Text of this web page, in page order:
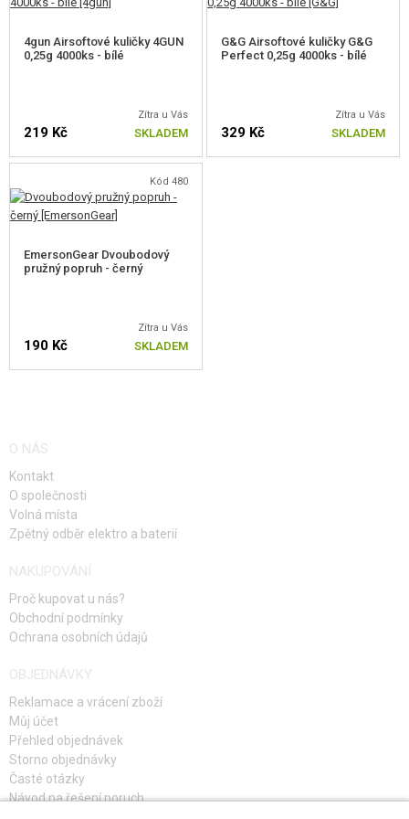
4gun Airsoftové kuličky 4GUN
0,25g 4000ks - bílé
Zítra u Vás
219 Kč SKLADEM
G&G Airsoftové kuličky G&G
Perfect 0,25g 4000ks - bílé
Zítra u Vás
329 Kč SKLADEM
Kód 480
EmersonGear Dvoubodový
pružný popruh - černý
Zítra u Vás
190 Kč SKLADEM
O NÁS
Kontakt
O společnosti
Volná místa
Zpětný odběr elektro a baterií
NAKUPOVÁNÍ
Proč kupovat u nás?
Obchodní podmínky
Ochrana osobních údajů
OBJEDNÁVKY
Reklamace a vrácení zboží
Můj účet
Přehled objednávek
Storno objednávky
Časté otázky
Návod na řešení poruch